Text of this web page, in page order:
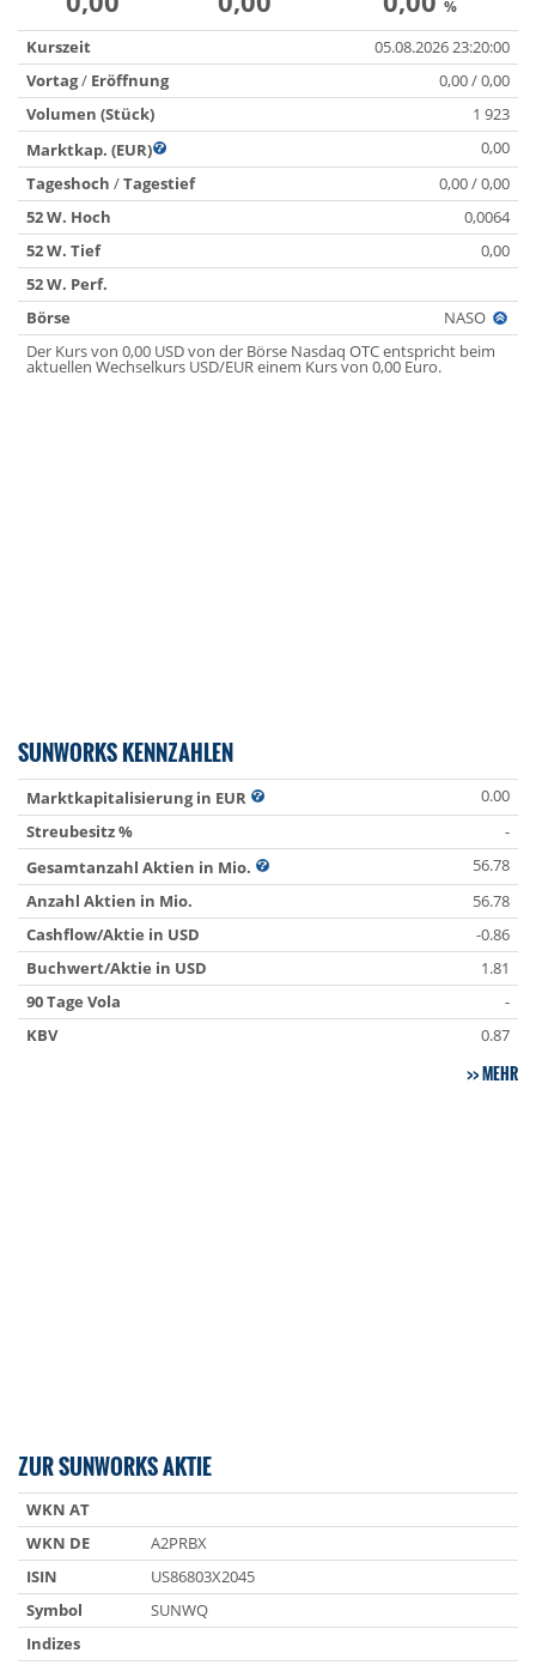
%
Kurszeit
05.08.2026 23:20:00
Vortag/ Eröffnung
0,00 / 0,00
Volumen (Stück)
1 923
Marktkap. (EUR)
0,00
Tageshoch /Tagestief
0,00 / 0,00
52 W. Hoch
0,0064
52 W. Tief
0,00
52 W. Perf.
Börse
NASO
Der Kurs von 0,00 USD von der Börse Nasdaq OTC entspricht beim
aktuellen Wechselkurs USD/EUR einem Kurs von 0,00 Euro.
SUNWORKS KENNZAHLEN
Marktkapitalisierung in EUR
0.00
Streubesitz %
-
Gesamtanzahl Aktien in Mio.
56.78
Anzahl Aktien in Mio.
56.78
Cashflow/Aktie in USD
-0.86
Buchwert/Aktie in USD
1.81
90 Tage Vola
-
KBV
0.87
MEHR
ZUR SUNWORKS AKTIE
WKN AT
WKN DE
A2PRBX
ISIN
US86803X2045
Symbol
SUNWQ
Indizes